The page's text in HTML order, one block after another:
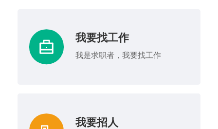
我要找工作
我是求职者，我要找工作
我要招人